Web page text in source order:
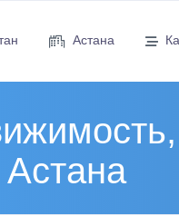
Астана
Астана